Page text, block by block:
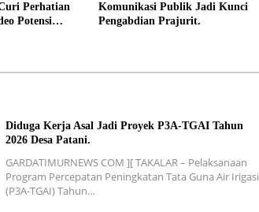
Perhatian
Potensi
Komunikasi Publik Jadi Kunci
Pengabdian Prajurit.
Diduga Kerja Asal Jadi Proyek P3A-TGAI Tahun
2026 Desa Patani.
GARDATIMURNEWS COM ][ TAKALAR – Pelaksanaan
Program Percepatan Peningkatan Tata Guna Air Irigasi
(P3A-TGAI) Tahun…